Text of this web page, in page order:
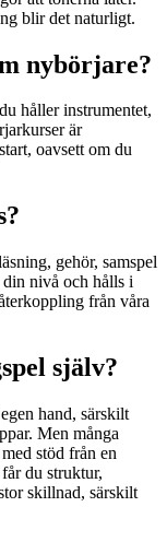
blir det naturligt.
nybörjare?
håller instrumentet,
är
oavsett om du
gehör, samspel
din nivå och hålls i
från våra
själv?
hand, särskilt
Men många
stöd från en
du struktur,
skillnad, särskilt